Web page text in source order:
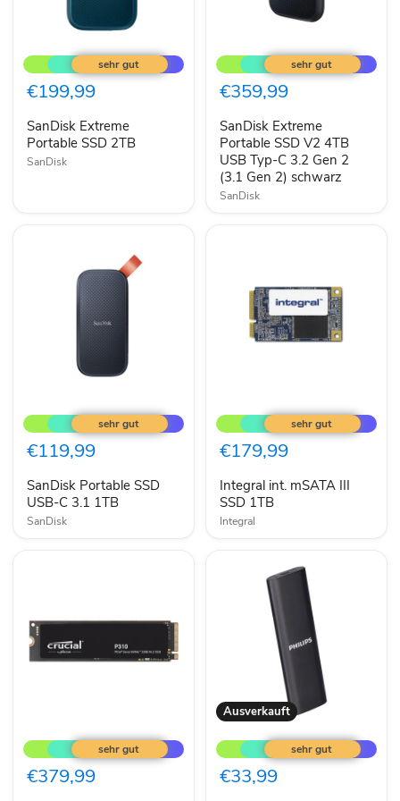
Extreme
Portable
SSD
2TB
€199,99
SanDisk Extreme
Portable SSD 2TB
SanDisk
Extreme
Portable
SSD
V2
USB
Typ-
C
3.2
Gen
2
€359,99
SanDisk Extreme
Portable SSD V2 4TB
USB Typ-C 3.2 Gen 2
(3.1 Gen 2) schwarz
SanDisk
Portable
SSD
USB-
C
1TB
€119,99
SanDisk Portable SSD
USB-C 3.1 1TB
SanDisk
int.
mSATA
III
SSD
€179,99
Integral int. mSATA III
SSD 1TB
Integral
P310
int.
NVMe
M.2
€379,99
Ausverkauft
external
SSD
500GB
schwarz
€33,99